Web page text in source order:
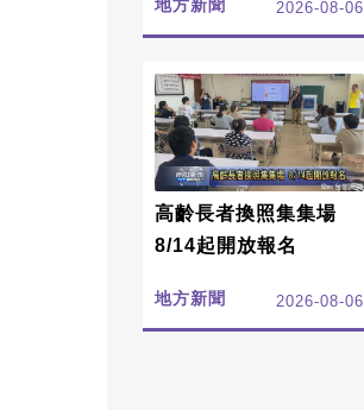
地方新聞 2026-08-06
高齡長者換照集集場
8/14起開放報名
地方新聞 2026-08-06